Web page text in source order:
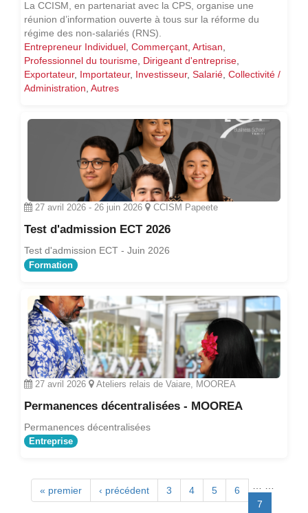
La CCISM, en partenariat avec la CPS, organise une
réunion d’information ouverte à tous sur la réforme du
régime des non-salariés (RNS).
Entrepreneur Individuel Commerçant Artisan
Professionnel du tourisme Dirigeant d'entreprise
Exportateur, Importateur, Investisseur, Salarié Collectivité /
Administration Autres
27 avril 2026 - 26 juin 2026 CCISM Papeete
Test d'admission ECT 2026
Test d'admission ECT - Juin 2026
Formation
27 avril 2026 Ateliers relais de Vaiare, MOOREA
Permanences décentralisées - MOOREA
Permanences décentralisées
Entreprise
Pages
« premier ‹ précédent …
3 4 5
6
7
…